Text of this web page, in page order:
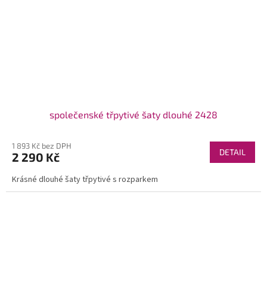
společenské třpytivé šaty dlouhé 2428
1 893 Kč bez DPH
2 290 Kč DETAIL
Krásné dlouhé šaty třpytivé s rozparkem